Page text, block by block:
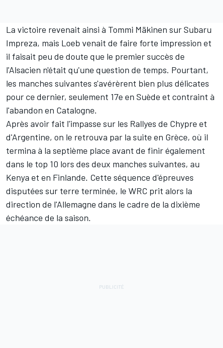
La victoire revenait ainsi à Tommi Mäkinen sur Subaru
Impreza, mais Loeb venait de faire forte impression et
il faisait peu de doute que le premier succès de
l'Alsacien n'était qu'une question de temps. Pourtant,
les manches suivantes s'avérèrent bien plus délicates
pour ce dernier, seulement 17e en Suède et contraint à
l'abandon en Catalogne.
Après avoir fait l'impasse sur les Rallyes de Chypre et
d'Argentine, on le retrouva par la suite en Grèce, où il
termina à la septième place avant de finir également
dans le top 10 lors des deux manches suivantes, au
Kenya et en Finlande. Cette séquence d'épreuves
disputées sur terre terminée, le WRC prit alors la
direction de l'Allemagne dans le cadre de la dixième
échéance de la saison.